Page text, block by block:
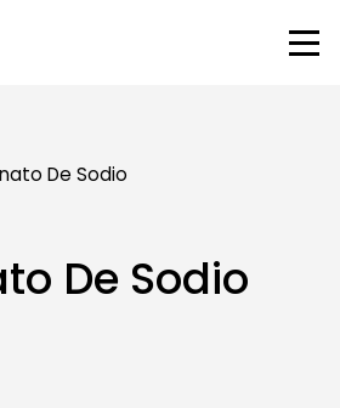
De Sodio
De Sodio